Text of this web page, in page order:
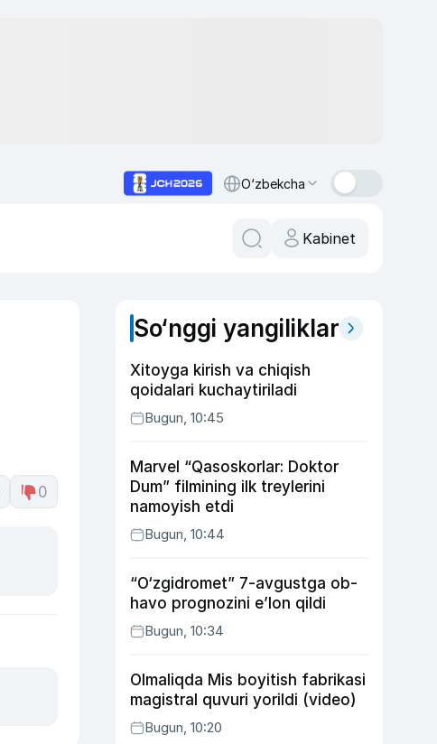
O‘zbekcha
Kabinet
0
So‘nggi yangiliklar
Xitoyga kirish va chiqish
qoidalari kuchaytiriladi
Bugun, 10:45
Marvel “Qasoskorlar: Doktor
Dum” filmining ilk treylerini
namoyish etdi
Bugun, 10:44
“O‘zgidromet” 7-avgustga ob-
havo prognozini e’lon qildi
Bugun, 10:34
Olmaliqda Mis boyitish fabrikasi
magistral quvuri yorildi (video)
Bugun, 10:20